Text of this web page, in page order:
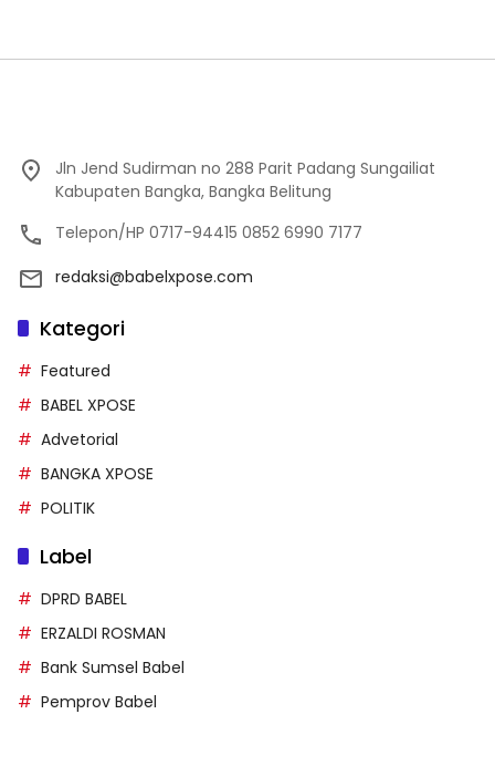
Jln Jend Sudirman no 288 Parit Padang Sungailiat
Kabupaten Bangka, Bangka Belitung
Telepon/HP 0717-94415 0852 6990 7177
redaksi@babelxpose.com
Kategori
Featured
BABEL XPOSE
Advetorial
BANGKA XPOSE
POLITIK
Label
DPRD BABEL
ERZALDI ROSMAN
Bank Sumsel Babel
Pemprov Babel